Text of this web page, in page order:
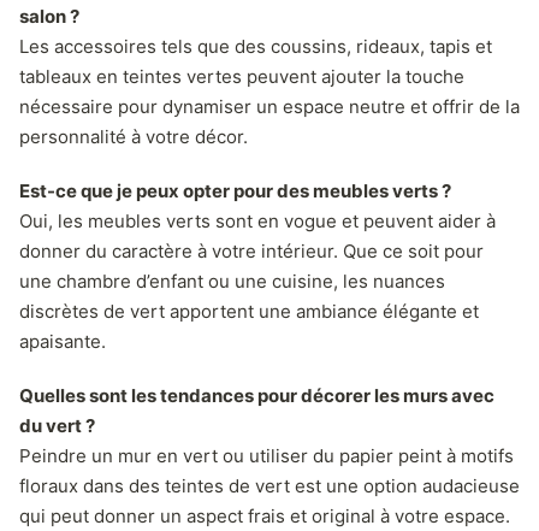
salon ?
Les accessoires tels que des coussins, rideaux, tapis et
tableaux en teintes vertes peuvent ajouter la touche
nécessaire pour dynamiser un espace neutre et offrir de la
personnalité à votre décor.
Est-ce que je peux opter pour des meubles verts ?
Oui, les meubles verts sont en vogue et peuvent aider à
donner du caractère à votre intérieur. Que ce soit pour
une chambre d’enfant ou une cuisine, les nuances
discrètes de vert apportent une ambiance élégante et
apaisante.
Quelles sont les tendances pour décorer les murs avec
du vert ?
Peindre un mur en vert ou utiliser du papier peint à motifs
floraux dans des teintes de vert est une option audacieuse
qui peut donner un aspect frais et original à votre espace.